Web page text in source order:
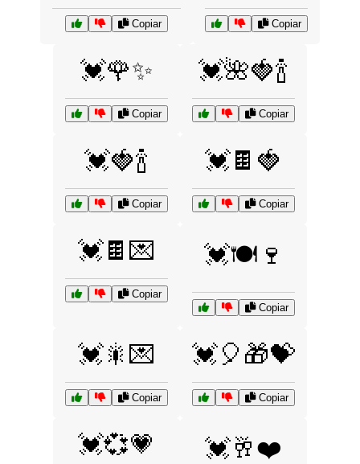
Copiar Copiar
💓🌹✨
Copiar
💓🌺🍓🍾
Copiar
💓🍓🍾
Copiar
💓🍫🍓
Copiar
💓🍫💌
Copiar
💓🍽️🍷
Copiar
💓🎇💌
Copiar
💓🎈🎁💝
Copiar
💓💞💗 💓🥂❤️